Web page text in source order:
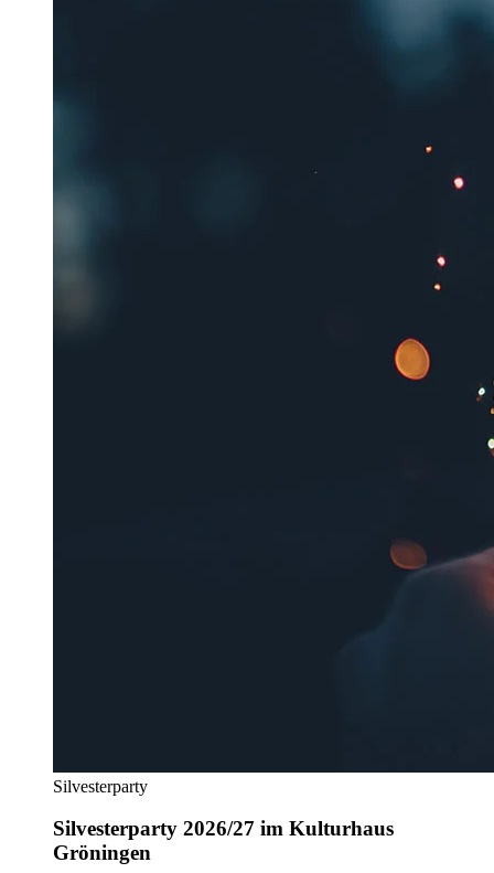
Silvesterparty
Silvesterparty 2026/27 im Kulturhaus
Gröningen